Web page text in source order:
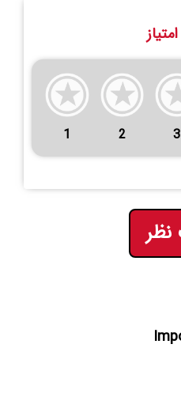
1 2 3
نظر